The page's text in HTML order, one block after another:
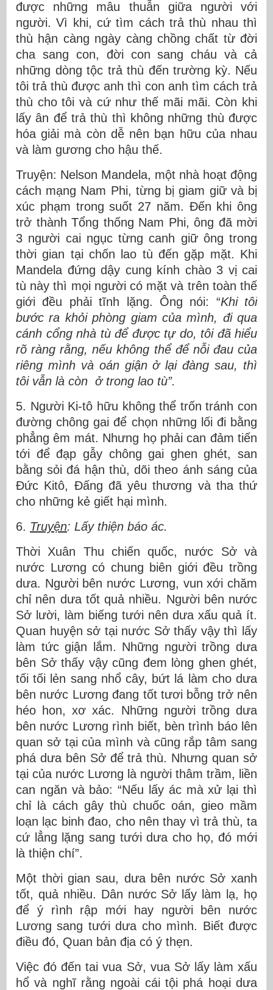
được những mâu thuẫn giữa người với
người. Vì khi, cứ tìm cách trả thù nhau thì
thù hận càng ngày càng chồng chất từ đời
cha sang con, đời con sang cháu và cả
những dòng tộc trả thù đến trường kỳ. Nếu
tôi trả thù được anh thì con anh tìm cách trả
thù cho tôi và cứ như thế mãi mãi. Còn khi
lấy ân để trả thù thì không những thù được
hóa giải mà còn dễ nên bạn hữu của nhau
và làm gương cho hậu thế.
Truyện: Nelson Mandela, một nhà hoạt động
cách mạng Nam Phi, từng bị giam giữ và bị
xúc phạm trong suốt 27 năm. Đến khi ông
trở thành Tổng thống Nam Phi, ông đã mời
3 người cai ngục từng canh giữ ông trong
thời gian tại chốn lao tù đến gặp mặt. Khi
Mandela đứng dậy cung kính chào 3 vị cai
tù này thì mọi người có mặt và trên toàn thế
giới đều phải tĩnh lặng. Ông nói: “Khi tôi
bước ra khỏi phòng giam của mình, đi qua
cánh cổng nhà tù để được tự do, tôi đã hiểu
rõ ràng rằng, nếu không thể để nỗi đau của
riêng mình và oán giận ở lại đàng sau, thì
tôi vẫn là còn ở trong lao tù”.
5. Người Ki-tô hữu không thể trốn tránh con
đường chông gai để chọn những lối đi bằng
phẳng êm mát. Nhưng họ phải can đảm tiến
tới để đạp gẫy chông gai ghen ghét, san
bằng sỏi đá hận thù, dõi theo ánh sáng của
Đức Kitô, Đấng đã yêu thương và tha thứ
cho những kẻ giết hại mình.
6. Truyện: Lấy thiện báo ác.
Thời Xuân Thu chiến quốc, nước Sở và
nước Lương có chung biên giới đều trồng
dưa. Người bên nước Lương, vun xới chăm
chỉ nên dưa tốt quả nhiều. Người bên nước
Sở lười, làm biếng tưới nên dưa xấu quả ít.
Quan huyện sở tại nước Sở thấy vậy thì lấy
làm tức giận lắm. Những người trồng dưa
bên Sở thấy vậy cũng đem lòng ghen ghét,
tối tối lẻn sang nhổ cây, bứt lá làm cho dưa
bên nước Lương đang tốt tươi bỗng trở nên
héo hon, xơ xác. Những người trồng dưa
bên nước Lương rình biết, bèn trình báo lên
quan sở tại của mình và cũng rắp tâm sang
phá dưa bên Sở để trả thù. Nhưng quan sở
tại của nước Lương là người thâm trầm, liền
can ngăn và bảo: “Nếu lấy ác mà xử lại thì
chỉ là cách gây thù chuốc oán, gieo mầm
loạn lạc binh đao, cho nên thay vì trả thù, ta
cứ lẳng lặng sang tưới dưa cho họ, đó mới
là thiện chí”.
Một thời gian sau, dưa bên nước Sở xanh
tốt, quả nhiều. Dân nước Sở lấy làm lạ, họ
để ý rình rập mới hay người bên nước
Lương sang tưới dưa cho mình. Biết được
điều đó, Quan bản địa có ý thẹn.
Việc đó đến tai vua Sở, vua Sở lấy làm xấu
hổ và nghĩ rằng ngoài cái tội phá hoại dưa